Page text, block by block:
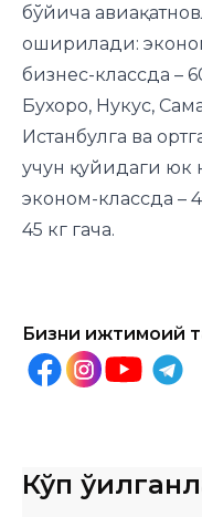
бўйича
оширилади:
бизнес-классда –
Бухоро, Нукус,
Истанбулга ва
учун қуйидаги юк
эконом-классда –
45 кг гача.
Бизни ижтимоий
Кўп